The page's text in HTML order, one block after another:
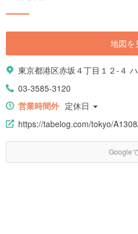
地図を
東京都港区赤坂４丁目１２-４
03-3585-3120
営業時間外 定休日
https://tabelog.com/tokyo/
Google